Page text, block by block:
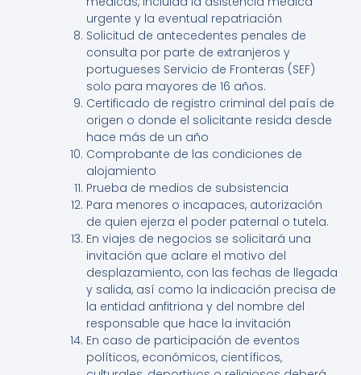
urgente y la eventual repatriación
Solicitud de antecedentes penales de
consulta por parte de extranjeros y
portugueses Servicio de Fronteras (SEF)
solo para mayores de 16 años.
Certificado de registro criminal del país de
origen o donde el solicitante resida desde
hace más de un año
Comprobante de las condiciones de
alojamiento
Prueba de medios de subsistencia
Para menores o incapaces, autorización
de quien ejerza el poder paternal o tutela.
En viajes de negocios se solicitará una
invitación que aclare el motivo del
desplazamiento, con las fechas de llegada
y salida, así como la indicación precisa de
la entidad anfitriona y del nombre del
responsable que hace la invitación
En caso de participación de eventos
políticos, económicos, científicos,